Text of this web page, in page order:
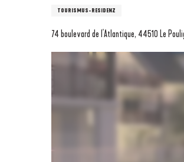
TOURISMUS-RESIDENZ
74 boulevard de l'Atlantique, 44510 Le